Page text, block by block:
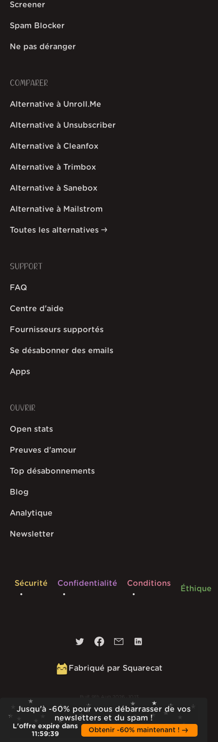
Jusqu'à -60% pour vous débarrasser de vos
newsletters et du spam !
L'offre expire dans
11:59:38
Obtenir -60% maintenant !
Screener
Spam Blocker
Ne pas déranger
COMPARER
Alternative à Unroll.Me
Alternative à Unsubscriber
Alternative à Cleanfox
Alternative à Trimbox
Alternative à Sanebox
Alternative à Mailstrom
Toutes les alternatives
SUPPORT
FAQ
Centre d'aide
Fournisseurs supportés
Se désabonner des emails
Apps
OUVRIR
Open stats
Preuves d'amour
Top désabonnements
Blog
Analytique
Newsletter
Sécurité Confidentialité Conditions
Éthique
Fabriqué par Squarecat
Built 9th Aug 2026 · 10:13
v1.56.1